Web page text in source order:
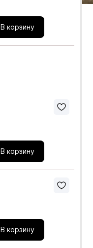
В корзину
В корзину
В корзину